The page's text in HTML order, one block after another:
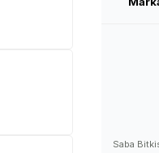
Saba